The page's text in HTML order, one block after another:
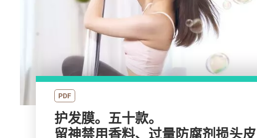
PDF
护发膜。五十款。
留神禁用香料、过量防腐剂损头皮